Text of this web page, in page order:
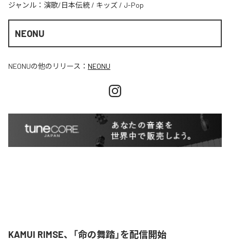
ジャンル： 演歌/日本伝統 / キッズ / J-Pop
NEONU
NEONUの他のリリース： NEONU
KAMUI RIMSE、「命の舞踏」を配信開始